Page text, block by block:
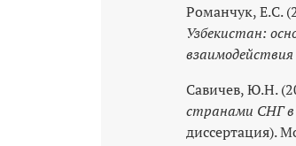
Романчук, Е.С.
Узбекистан:
взаимодействия
Савичев, Ю.Н.
странами СНГ в
диссертация).